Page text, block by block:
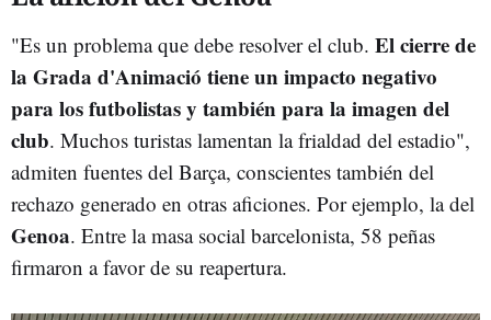
"Es un problema que debe resolver el club. El cierre de
la Grada d'Animació tiene un impacto negativo
para los futbolistas y también para la imagen del
club. Muchos turistas lamentan la frialdad del estadio",
admiten fuentes del Barça, conscientes también del
rechazo generado en otras aficiones. Por ejemplo, la del
Genoa. Entre la masa social barcelonista, 58 peñas
firmaron a favor de su reapertura.